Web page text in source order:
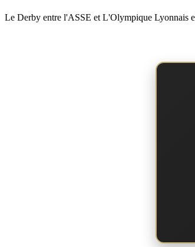
Le Derby entre l'ASSE et L'Olympique Lyonnais